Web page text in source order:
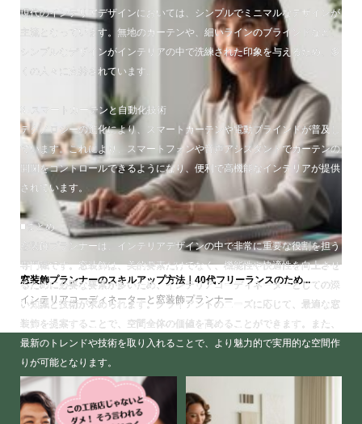
現代のインテリアデザインにおいては、シンプルでミニマルなデザインが
主流となっています。無地のカーテンや、細いラインのブラインドなど、
シンプルなデザインがインテリアの中で洗練された印象を与えるため、多
くの人々に支持されています。
3. スマートカーテンと自動化技術
テクノロジーの進化により、スマートカーテンや電動ブラインドが普及し
ています。これにより、スマートフォンや音声アシスタントでカーテンの
開閉をコントロールできるようになり、便利で高機能なインテリアが提供
されています。
■まとめ
窓装飾プランナーは、インテリアデザインの中で非常に重要な役割を担う
専門職です。窓装飾は、美的要素だけでなく、機能性や快適性を向上させ
るために必要な要素が多いため、インテリアコーディネーターとしての深
い知識と技術が求められます。クライアントのニーズに応じて、最適な窓
装飾を提案することで、空間全体の価値を高めることができます。また、
最新のトレンドや技術を取り入れることで、より魅力的で実用的な空間作
りが可能となります。
窓装飾プランナーのスキルアップ方法｜40代フリーランスのため...
インテリアコーディネーターと窓装飾プランナー